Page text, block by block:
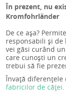
În prezent, nu
Kromfohrländer
De ce așa?
responsabili și de
vei găsi curând
care cunoști un
trebui să fie
Învață diferențele
fabricilor de căței